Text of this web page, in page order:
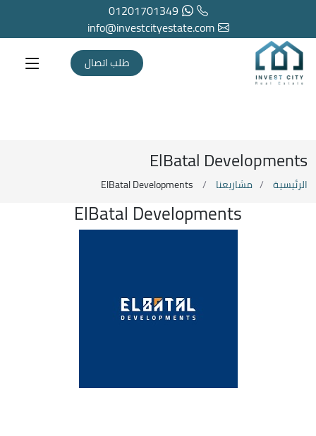
01201701349
info@investcityestate.com
طلب اتصال
ElBatal Developments
الرئيسية مشاريعنا
ElBatal Developments